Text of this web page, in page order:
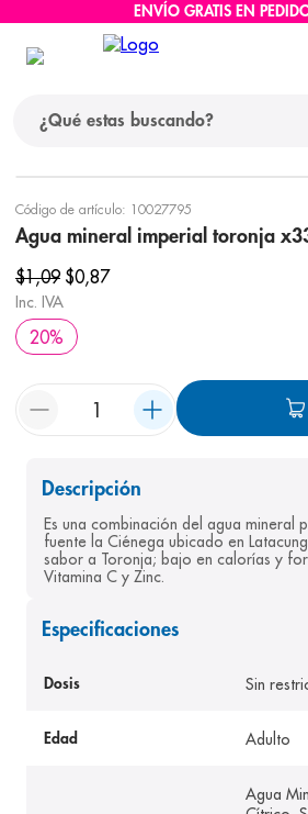
ENVÍO GRATIS EN
Código de artículo: 10027795
Agua mineral imperial toronja
$1,09 $0,87
Inc. IVA
20%
Descripción
Es una combinación del agua mineral
fuente la Ciénega ubicado en
sabor a Toronja; bajo en calorías y
Vitamina C y Zinc.
Especificaciones
Dosis Sin
Edad Adulto
Agua
1. protector solar
2 pañales
3. eucerin
nivea
6. shampoo
7 bioderma
8 panolini
9. pediasure